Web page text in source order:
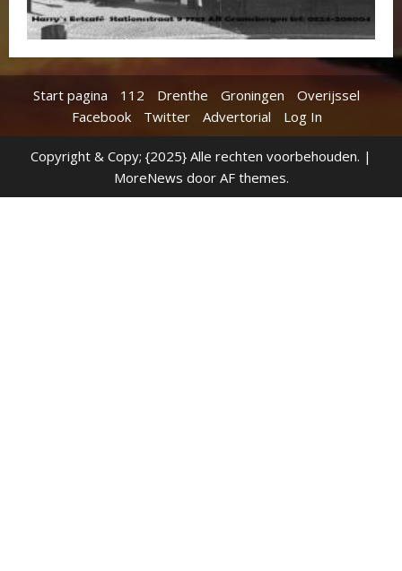
Start pagina 112 Drenthe Groningen
Overijssel
Facebook
Twitter Advertorial Log In
Copyright & Copy; {2025} Alle rechten voorbehouden. |
MoreNews door AF themes.